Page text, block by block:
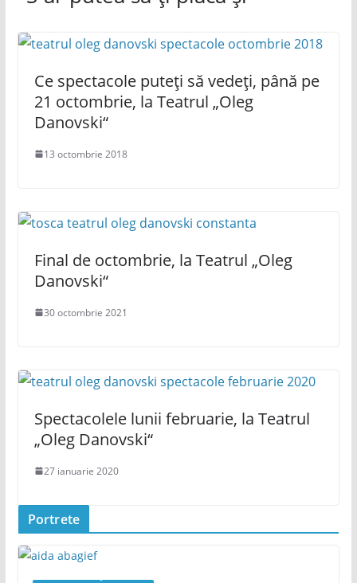
Ce spectacole puteți să vedeți, până pe
21 octombrie, la Teatrul „Oleg
Danovski“
13 octombrie 2018
Final de octombrie, la Teatrul „Oleg
Danovski“
30 octombrie 2021
Spectacolele lunii februarie, la Teatrul
„Oleg Danovski“
27 ianuarie 2020
Portrete